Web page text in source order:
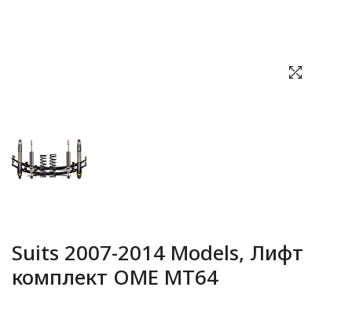
Suits 2007-2014 Models, Лифт
комплект OME MT64